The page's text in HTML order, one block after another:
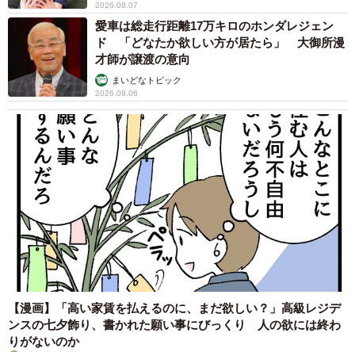
2026.08.07
愛車は総走行距離17万キロのホンダレジェン
ド 「どなたか欲しい方が居たら」 大御所漫
才師が譲渡の意向
まいどなトピック
2026.08.06
【漫画】「高い家賃を払えるのに、まだ欲しい？」高級レジデ
ンスの七夕飾り、書かれた願い事にびっくり 人の欲には終わ
りがないのか